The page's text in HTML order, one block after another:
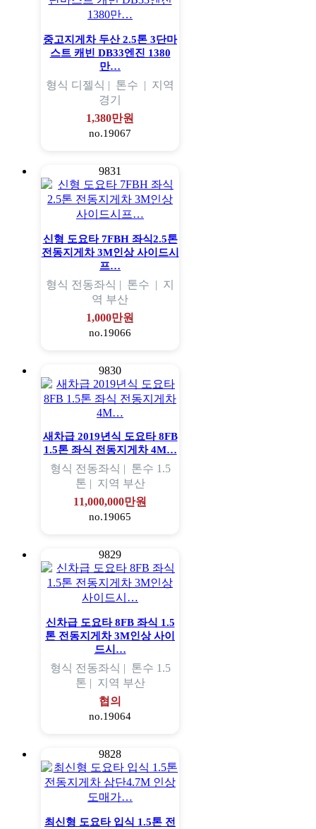
중고지게차 두산 2.5톤 3단마
스트 캐빈 DB33엔진 1380
만…
형식 디젤식 | 톤수 | 지역
경기
1,380만원
no.19067
9831
신형 도요타 7FBH 좌식2.5톤
전동지게차 3M인상 사이드시
프…
형식 전동좌식 | 톤수 | 지
역 부산
1,000만원
no.19066
9830
새차급 2019년식 도요타 8FB
1.5톤 좌식 전동지게차 4M…
형식 전동좌식 | 톤수 1.5
톤 | 지역 부산
11,000,000만원
no.19065
9829
신차급 도요타 8FB 좌식 1.5
톤 전동지게차 3M인상 사이
드시…
형식 전동좌식 | 톤수 1.5
톤 | 지역 부산
협의
no.19064
9828
최신형 도요타 입식 1.5톤 전